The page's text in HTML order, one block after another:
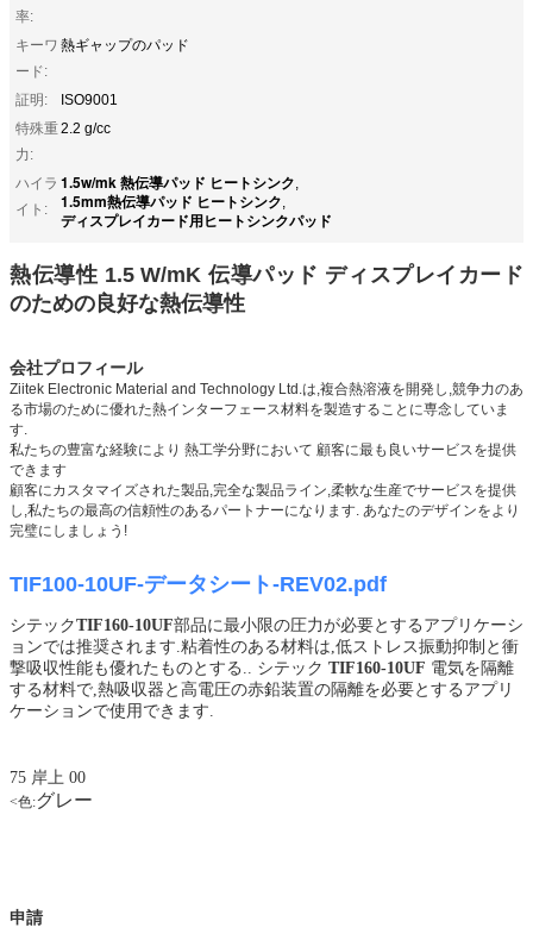
率:
キーワ
ード:
熱ギャップのパッド
証明:
ISO9001
特殊重
力:
2.2 g/cc
ハイラ
イト:
1.5w/mk 熱伝導パッド ヒートシンク,
1.5mm熱伝導パッド ヒートシンク,
ディスプレイカード用ヒートシンクパッド
熱伝導性 1.5 W/mK 伝導パッド ディスプレイカード
のための良好な熱伝導性
会社プロフィール
Ziitek Electronic Material and Technology Ltd.は,複合熱溶液を開発し,競争力のあ
る市場のために優れた熱インターフェース材料を製造することに専念していま
す.
私たちの豊富な経験により 熱工学分野において 顧客に最も良いサービスを提供
できます
顧客にカスタマイズされた製品,完全な製品ライン,柔軟な生産でサービスを提供
し,私たちの最高の信頼性のあるパートナーになります. あなたのデザインをより
完璧にしましょう!
TIF100-10UF-データシート-REV02.pdf
シテックTIF160-10UF部品に最小限の圧力が必要とするアプリケーシ
ョンでは推奨されます.粘着性のある材料は,低ストレス振動抑制と衝
撃吸収性能も優れたものとする..
シテック TIF160-10UF 電気を隔離
する材料で,熱吸収器と高電圧の赤鉛装置の隔離を必要とするアプリ
ケーションで使用できます.
75 岸上 00
<色:グレー
申請